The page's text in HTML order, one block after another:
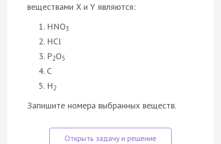
веществами X и Y являются:
HNO3
HCl
P2O5
C
H2
Запишите номера выбранных веществ.